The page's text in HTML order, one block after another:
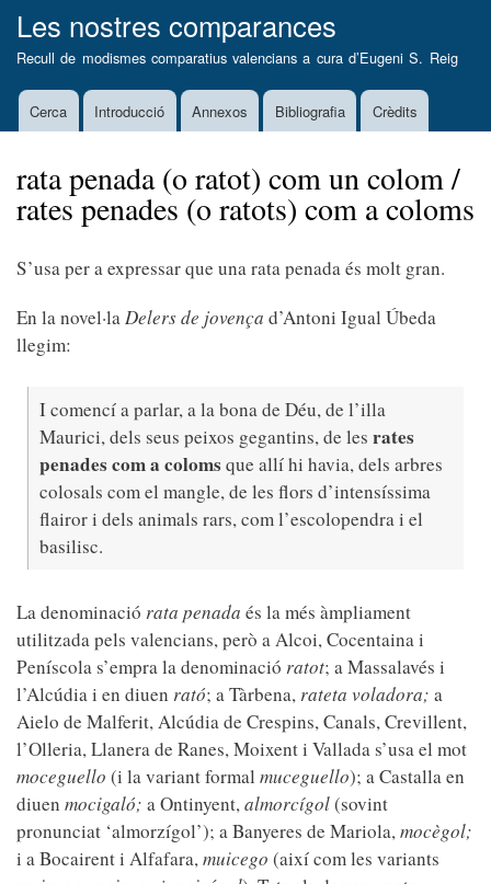
al
contingut
Les nostres comparances
Recull de modismes comparatius valencians a cura d’Eugeni S. Reig
MainCerca Introducció Annexos Bibliografia Crèdits
rata penada (o ratot) com un colom /
rates penades (o ratots) com a coloms
S’usa per a expressar que una rata penada és molt gran.
En la novel·laDelers de jovença d’Antoni Igual Úbeda
llegim:
I comencí a parlar, a la bona de Déu, de l’illa
Maurici, dels seus peixos gegantins, de les rates
penades com a colomsque allí hi havia, dels arbres
colosals com el mangle, de les flors d’intensíssima
flairor i dels animals rars, com l’escolopendra i el
basilisc.
La denominació rata penada és la més àmpliament
utilitzada pels valencians, però a Alcoi, Cocentaina i
Peníscola s’empra la denominació ratot; a Massalavés i
l’Alcúdia i en diuen rató; a Tàrbena, rateta voladora; a
Aielo de Malferit, Alcúdia de Crespins, Canals, Crevillent,
l’Olleria, Llanera de Ranes, Moixent i Vallada s’usa el mot
moceguello (i la variant formal muceguello); a Castalla en
diuen mocigaló; a Ontinyent,almorcígol(sovint
pronunciat ‘almorzígol’); a Banyeres de Mariola,mocègol;
i a Bocairent i Alfafara,muicego (així com les variants